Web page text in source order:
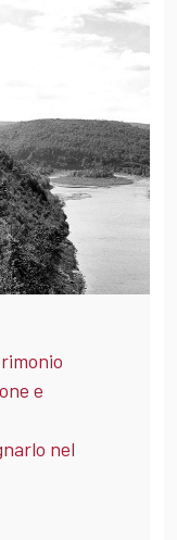
e
nel